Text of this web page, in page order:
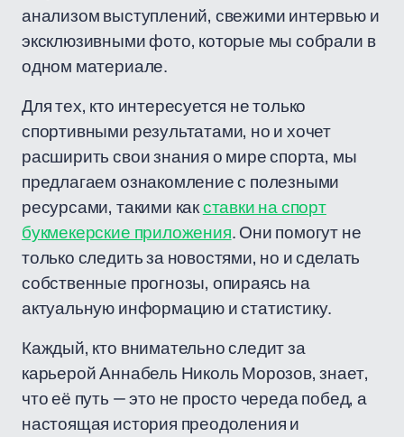
анализом выступлений, свежими интервью и
эксклюзивными фото, которые мы собрали в
одном материале.
Для тех, кто интересуется не только
спортивными результатами, но и хочет
расширить свои знания о мире спорта, мы
предлагаем ознакомление с полезными
ресурсами, такими какставки на спорт
букмекерские приложения. Они помогут не
только следить за новостями, но и сделать
собственные прогнозы, опираясь на
актуальную информацию и статистику.
Каждый, кто внимательно следит за
карьерой Аннабель Николь Морозов, знает,
что её путь — это не просто череда побед, а
настоящая история преодоления и